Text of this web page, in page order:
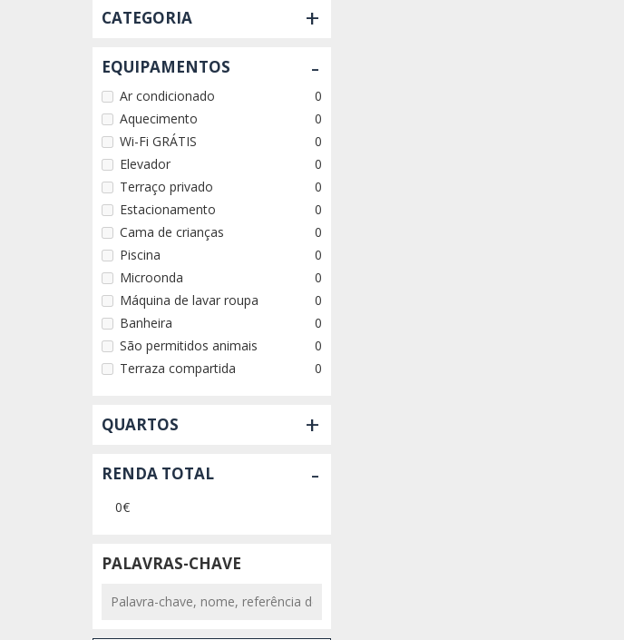
CATEGORIA +
EQUIPAMENTOS -
Ar condicionado
0
Aquecimento
0
Wi-Fi GRÁTIS
0
Elevador
0
Terraço privado
0
Estacionamento
0
Cama de crianças
0
Piscina
0
Microonda
0
Máquina de lavar roupa
0
Banheira
0
São permitidos animais
0
Terraza compartida
0
QUARTOS +
RENDA TOTAL -
0€
PALAVRAS-CHAVE